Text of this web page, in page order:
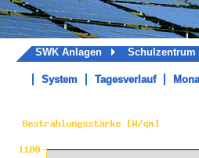
SWK Anlagen
System Tagesverlauf